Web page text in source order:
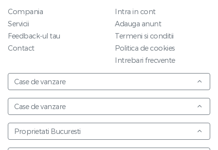
Compania
Servicii
Feedback-ul tau
Contact
Intra in cont
Adauga anunt
Termeni si conditii
Politica de cookies
Intrebari frecvente
Case de vanzare
Case de vanzare
Proprietati Bucuresti